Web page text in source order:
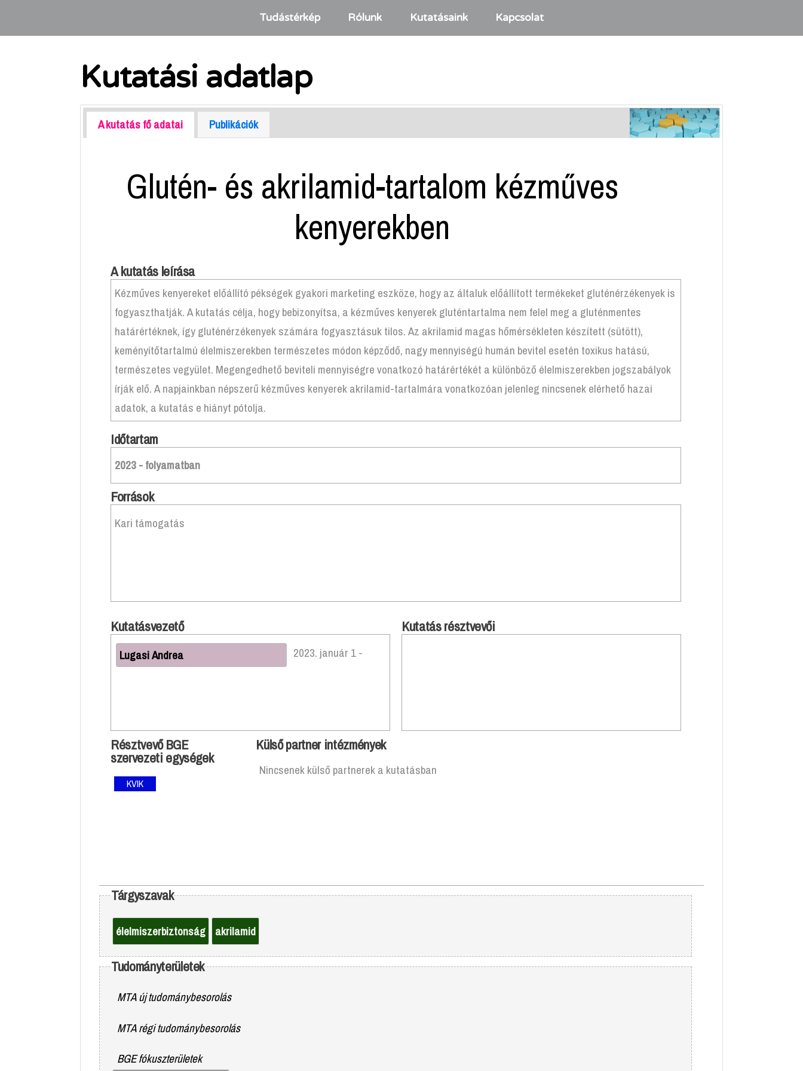
Tudástérkép Rólunk Kutatásaink Kapcsolat
Kutatási adatlap
A kutatás fő adatai Publikációk
Glutén- és akrilamid-tartalom kézműves
kenyerekben
A kutatás leírása
Kézműves kenyereket előállító pékségek gyakori marketing eszköze, hogy az általuk előállított termékeket gluténérzékenyek is
fogyaszthatják. A kutatás célja, hogy bebizonyítsa, a kézműves kenyerek gluténtartalma nem felel meg a gluténmentes
határértéknek, így gluténérzékenyek számára fogyasztásuk tilos. Az akrilamid magas hőmérsékleten készített (sütött),
keményítőtartalmú élelmiszerekben természetes módon képződő, nagy mennyiségú humán bevitel esetén toxikus hatású,
természetes vegyület. Megengedhető beviteli mennyiségre vonatkozó határértékét a különböző élelmiszerekben jogszabályok
írják elő. A napjainkban népszerű kézműves kenyerek akrilamid-tartalmára vonatkozóan jelenleg nincsenek elérhető hazai
adatok, a kutatás e hiányt pótolja.
Időtartam
2023 - folyamatban
Források
Kari támogatás
Kutatásvezető
Lugasi Andrea 2023. január 1 -
Kutatás résztvevői
Résztvevő BGE
szervezeti egységek
KVIK
Külső partner intézmények
Nincsenek külső partnerek a kutatásban
Tárgyszavak
élelmiszerbiztonság akrilamid
Tudományterületek
MTA új tudománybesorolás
MTA régi tudománybesorolás
BGE fókuszterületek